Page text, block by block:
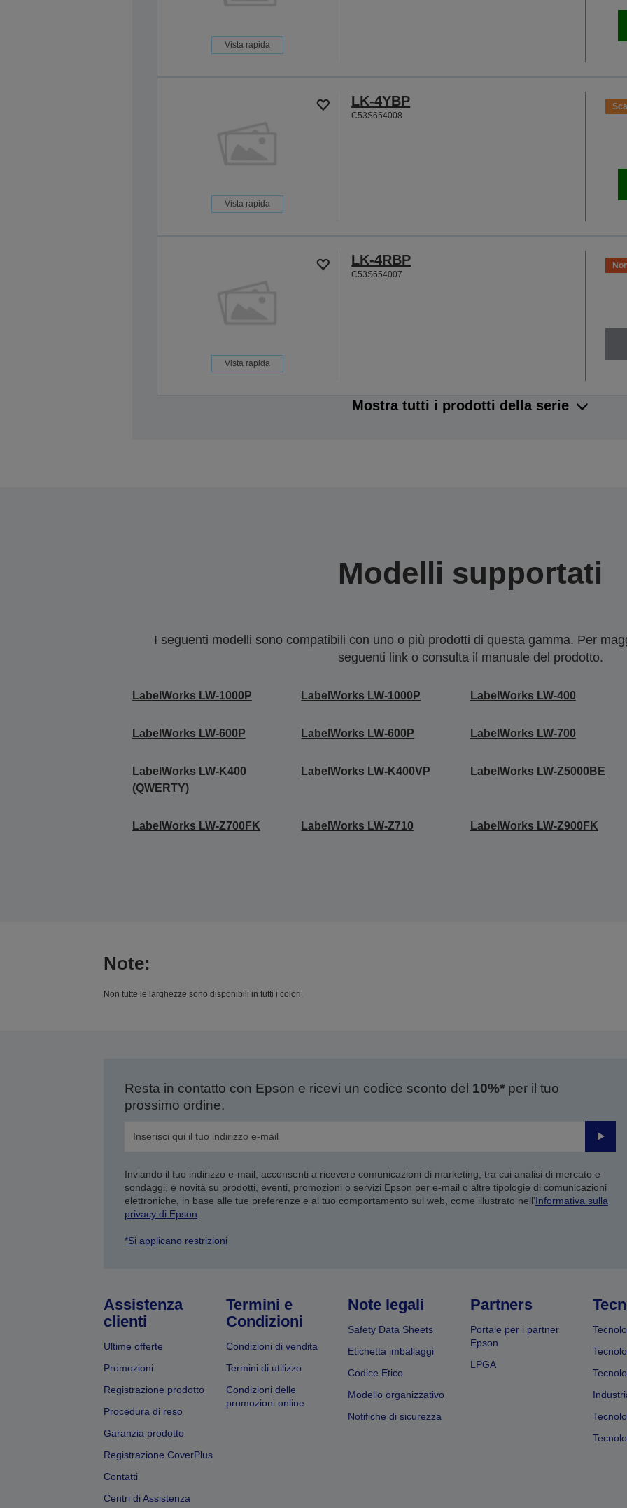
Vista rapida
Vista rapida
LK-4YBP
C53S654008
Vista rapida
LK-4RBP
C53S654007
Mostra tutti i prodotti della serie
Modelli supportati
I seguenti modelli sono compatibili con uno o più prodotti di questa gamma. Per
seguenti link o consulta il manuale del prodotto.
LabelWorks LW-1000P LabelWorks LW-1000P LabelWorks LW-400
LabelWorks LW-600P LabelWorks LW-600P LabelWorks LW-700
LabelWorks LW-K400
(QWERTY)
LabelWorks LW-K400VP LabelWorks LW-Z5000BE
LabelWorks LW-Z700FK LabelWorks LW-Z710 LabelWorks LW-Z900FK
Note:
Non tutte le larghezze sono disponibili in tutti i colori.
Resta in contatto con Epson e ricevi un codice sconto del 10%*per il tuo
prossimo ordine.
Invia
Inviando il tuo indirizzo e-mail, acconsenti a ricevere comunicazioni di marketing, tra cui analisi di mercato e
sondaggi, e novità su prodotti, eventi, promozioni o servizi Epson per e-mail o altre tipologie di comunicazioni
elettroniche, in base alle tue preferenze e al tuo comportamento sul web, come illustrato nell’Informativa sulla
privacy di Epson
*Si applicano restrizioni
Assistenza
clienti
Ultime offerte
Promozioni
Registrazione prodotto
Procedura di reso
Garanzia prodotto
Registrazione CoverPlus
Contatti
Centri di Assistenza
Termini e
Condizioni
Condizioni di vendita
Termini di utilizzo
Condizioni delle
promozioni online
Note legali
Safety Data Sheets
Etichetta imballaggi
Codice Etico
Modello organizzativo
Notifiche di sicurezza
Partners
Portale per i partner
Epson
LPGA